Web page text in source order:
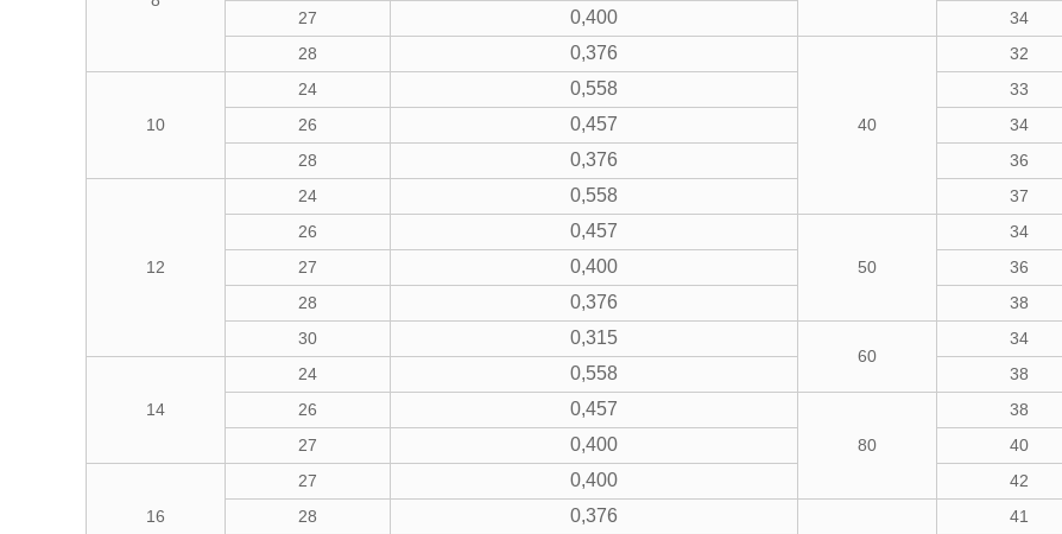
27 0,400 34
28 0,376
40
32
10
24 0,558 33
26 0,457 34
28 0,376 36
12
24 0,558 37
26 0,457
50
34
27 0,400 36
28 0,376 38
30 0,315
60
34
14
24 0,558 38
26 0,457
80
38
27 0,400 40
16
27 0,400 42
28 0,376 41